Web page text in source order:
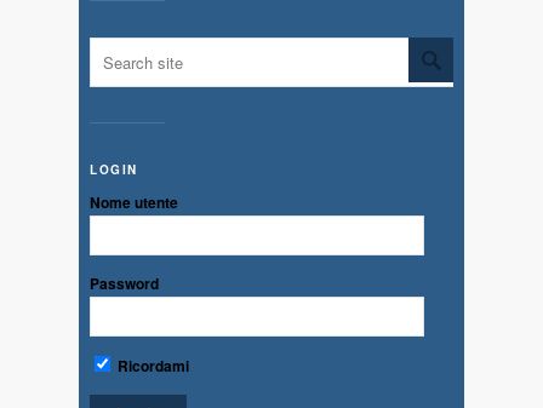
LOGIN
Nome utente
Password
Ricordami